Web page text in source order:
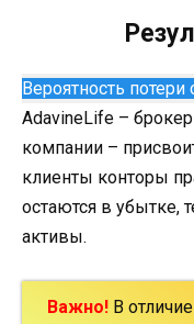
Вероятность потери
AdavineLife –
компании –
клиенты конторы
остаются в убытке,
активы.
Важно!В отличие